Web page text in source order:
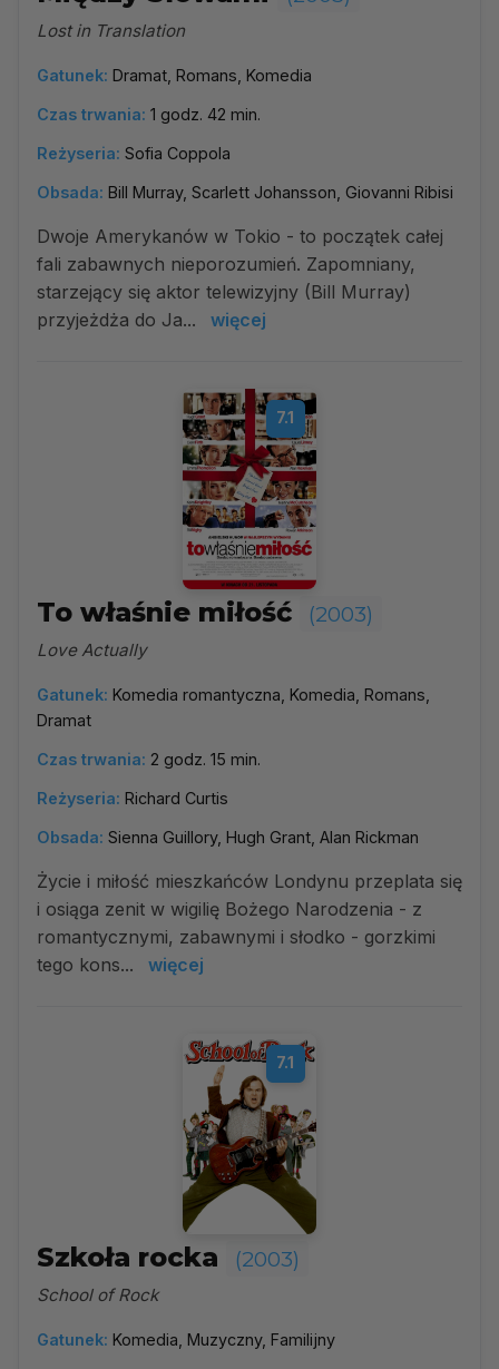
Lost in Translation
Gatunek: Dramat, Romans, Komedia
Czas trwania: 1 godz. 42 min.
Reżyseria: Sofia Coppola
Obsada: Bill Murray, Scarlett Johansson, Giovanni Ribisi
Dwoje Amerykanów w Tokio - to początek całej
fali zabawnych nieporozumień. Zapomniany,
starzejący się aktor telewizyjny (Bill Murray)
przyjeżdża do Ja...
więcej
7.1
To właśnie miłość (2003)
Love Actually
Gatunek: Komedia romantyczna, Komedia, Romans,
Dramat
Czas trwania: 2 godz. 15 min.
Reżyseria: Richard Curtis
Obsada: Sienna Guillory, Hugh Grant, Alan Rickman
Życie i miłość mieszkańców Londynu przeplata się
i osiąga zenit w wigilię Bożego Narodzenia - z
romantycznymi, zabawnymi i słodko - gorzkimi
tego kons...
więcej
7.1
Szkoła rocka (2003)
School of Rock
Gatunek: Komedia, Muzyczny, Familijny